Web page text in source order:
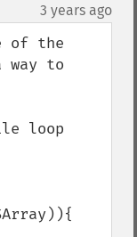
3 years ago
of the
to
loop